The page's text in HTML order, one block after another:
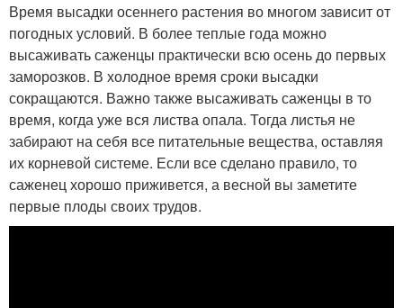
Время высадки осеннего растения во многом зависит от
погодных условий. В более теплые года можно
высаживать саженцы практически всю осень до первых
заморозков. В холодное время сроки высадки
сокращаются. Важно также высаживать саженцы в то
время, когда уже вся листва опала. Тогда листья не
забирают на себя все питательные вещества, оставляя
их корневой системе. Если все сделано правило, то
саженец хорошо приживется, а весной вы заметите
первые плоды своих трудов.